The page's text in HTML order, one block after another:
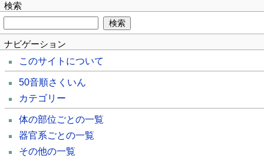
検索
ナビゲーション
このサイトについて
50音順さくいん
カテゴリー
体の部位ごとの一覧
器官系ごとの一覧
その他の一覧